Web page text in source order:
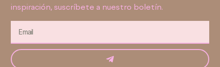
inspiración, suscríbete a nuestro boletín.